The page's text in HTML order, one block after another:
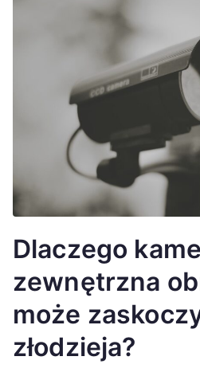
Dlaczego
zewnętrzna
może
złodzieja?